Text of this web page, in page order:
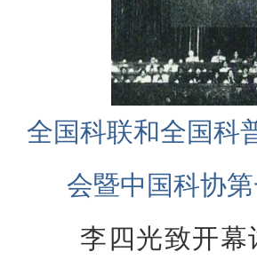
全国科联和全国科
会暨中国科协
李四光致开